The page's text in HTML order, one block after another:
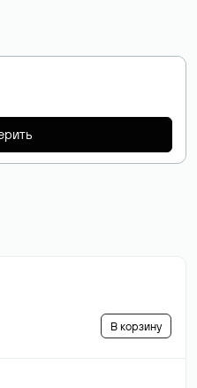
В корзину